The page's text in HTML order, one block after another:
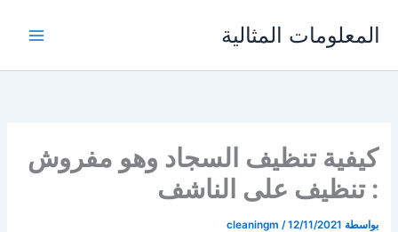
المعلومات المثالية
كيفية تنظيف السجاد وهو مفروش
: تنظيف على الناشف
بواسطة cleaningm /12/11/2021